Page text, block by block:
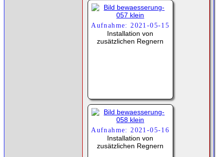
Aufnahme: 2021-05-15
Installation von
zusätzlichen Regnern
Aufnahme: 2021-05-16
Installation von
zusätzlichen Regnern